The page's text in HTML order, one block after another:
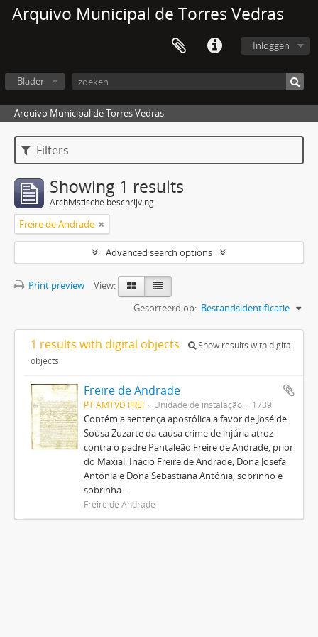
Arquivo Municipal de Torres Vedras
Inloggen
Blader
Arquivo Municipal de Torres Vedras
Filters
Showing 1 results
Archivistische beschrijving
Freire de Andrade
Advanced search options
Print preview
View:
Gesorteerd op: Bestandsidentificatie
1 results with digital objects
Show results with digital
objects
Freire de Andrade
PT AMTVD FREI Unidade de instalação 1739
Contém a sentença apostólica a favor de José de
Sousa Zuzarte da causa crime de injúria atroz
contra o padre Pantaleão Freire de Andrade, prior
do Maxial, Inácio Freire de Andrade, Dona Josefa
Antónia e Dona Sebastiana Antónia, sobrinho e
sobrinha...
Freire de Andrade